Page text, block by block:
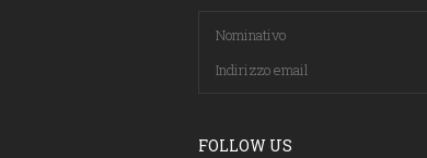
FOLLOW US